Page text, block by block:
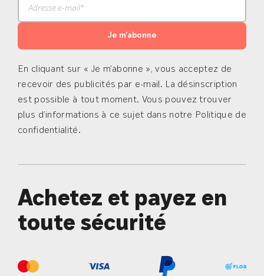
Je m'abonne
En cliquant sur « Je m’abonne », vous acceptez de
recevoir des publicités par e-mail. La désinscription
est possible à tout moment. Vous pouvez trouver
plus d’informations à ce sujet dans notre Politique de
confidentialité.
Achetez et payez en
toute sécurité